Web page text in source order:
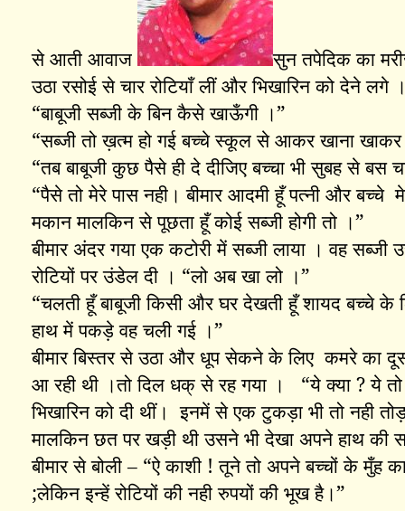
से आती आवाज
सुन तपेदिक का
उठा रसोई से चार रोटियाँ लीं और भिखारिन को देने लगे
“बाबूजी सब्जी के बिन कैसे खाऊँगी ।”
“सब्जी तो ख़त्म हो गई बच्चे स्कूल से आकर खाना
“तब बाबूजी कुछ पैसे ही दे दीजिए बच्चा भी सुबह से बस
“पैसे तो मेरे पास नही। बीमार आदमी हूँ पत्नी और बच्चे
मकान मालकिन से पूछता हूँ कोई सब्जी होगी तो ।”
बीमार अंदर गया एक कटोरी में सब्जी लाया । वह सब्जी
रोटियों पर उंडेल दी । “लो अब खा लो ।”
“चलती हूँ बाबूजी किसी और घर देखती हूँ शायद बच्चे के
हाथ में पकड़े वह चली गई ।”
बीमार बिस्तर से उठा और धूप सेकने के लिए कमरे का
आ रही थी ।तो दिल धक् से रह गया ।
“ये क्या ?ये
भिखारिन को दी थीं। इनमें से एक टुकड़ा भी तो नही
मालकिन छत पर खड़ी थी उसने भी देखा अपने हाथ की
बीमार से बोली – “ऐ काशी ! तूने तो अपने बच्चों के मुँह का
;लेकिन इन्हें रोटियों की नही रुपयों की भूख है।”